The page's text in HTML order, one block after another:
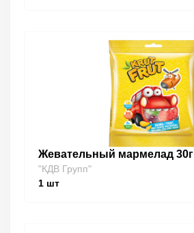
Жевательный мармелад 30г
"КДВ Групп"
1 шт